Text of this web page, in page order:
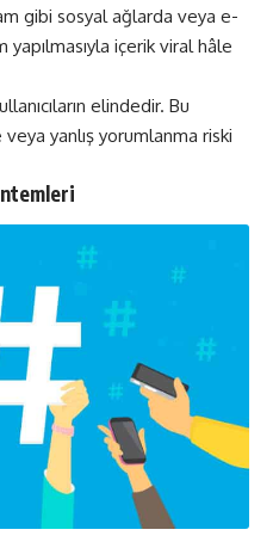
gibi sosyal ağlarda veya e-
yapılmasıyla içerik viral hâle
elindedir. Bu
yanlış yorumlanma riski